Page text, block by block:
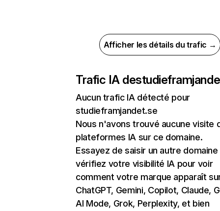
Afficher les détails du trafic →
Trafic IA de
Aucun trafic IA détecté pour
studieframjandet.se
Nous n'avons trouvé aucune visite
plateformes IA sur ce domaine.
Essayez de saisir un autre domaine
vérifiez votre visibilité IA pour voir
comment votre marque apparaît
ChatGPT, Gemini, Copilot, Claude,
AI Mode, Grok, Perplexity, et bien